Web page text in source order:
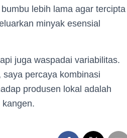
lebih lama agar tercipta
minyak esensial
juga waspadai variabilitas.
percaya kombinasi
produsen lokal adalah